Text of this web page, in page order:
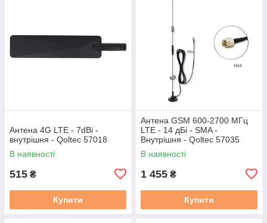
Антена 4G LTE - 7dBi -
внутрішня - Qoltec 57018
В наявності
515 ₴
Купити
Антена GSM 600-2700 МГц
LTE - 14 дБі - SMA -
Внутрішня - Qoltec 57035
В наявності
1 455 ₴
Купити